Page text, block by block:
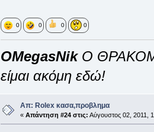
0 0 0 0
OMegasNikΟ
είμαι ακόμη εδώ!
Απ: Rolex κασα,προβλημα
« Απάντηση #24 στις: Αύγουστος 02, 2011,